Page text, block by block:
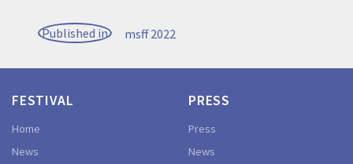
Post
Published in msff 2022
FESTIVAL
Home
News
PRESS
Press
News